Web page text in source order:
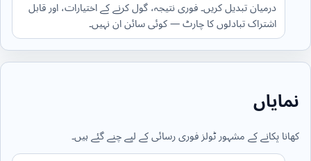
درمیان تبدیل کریں۔ فوری نتیجہ، گول کرنے کے اختیارات، اور قابل
اشتراک تبادلوں کا چارٹ — کوئی سائن ان نہیں۔
نمایاں
کھانا پکانے کے مشہور ٹولز فوری رسائی کے لیے چنے گئے ہیں۔